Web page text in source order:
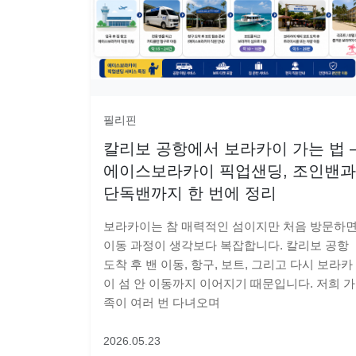
필리핀
칼리보 공항에서 보라카이 가는 법
에이스보라카이 픽업샌딩, 조인밴과
단독밴까지 한 번에 정리
보라카이는 참 매력적인 섬이지만 처음 방문하
이동 과정이 생각보다 복잡합니다. 칼리보 공항
도착 후 밴 이동, 항구, 보트, 그리고 다시 보라카
이 섬 안 이동까지 이어지기 때문입니다. 저희 가
족이 여러 번 다녀오며
2026.05.23